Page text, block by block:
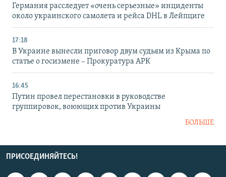
Германия расследует «очень серьезные» инциденты
около украинского самолета и рейса DHL в Лейпциге
17:18
В Украине вынесли приговор двум судьям из Крыма по
статье о госизмене – Прокуратура АРК
16:45
Путин провел перестановки в руководстве
группировок, воюющих против Украины
БОЛЬШЕ
ПРИСОЕДИНЯЙТЕСЬ!